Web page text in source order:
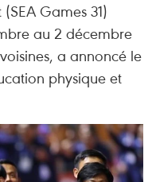
Games 31)
au 2 décembre
a annoncé le
physique et